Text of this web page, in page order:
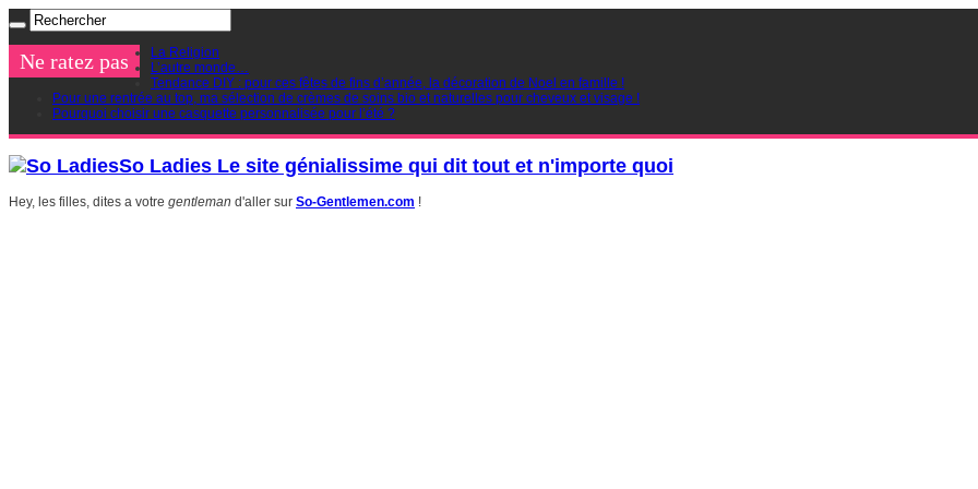
Ne ratez pas
La Religion
L’autre monde…
Tendance DIY : pour ces fêtes de fins d’année, la décoration de Noel en famille !
Pour une rentrée au top, ma sélection de crèmes de soins bio et naturelles pour cheveux et visage !
Pourquoi choisir une casquette personnalisée pour l’été ?
So Ladies Le site génialissime qui dit tout et n'importe quoi
Hey, les filles, dites a votre gentleman d'aller sur So-Gentlemen.com !